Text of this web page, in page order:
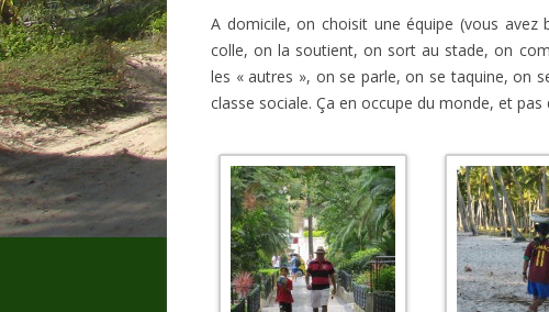
A domicile, on choisit une équipe (vous avez
colle, on la soutient, on sort au stade, on
les « autres », on se parle, on se taquine, on
classe sociale. Ça en occupe du monde, et